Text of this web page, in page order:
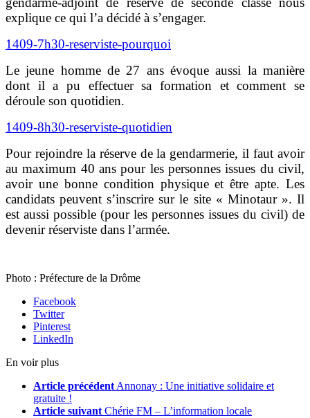
explique ce qui l’a décidé à s’engager.
1409-7h30-reserviste-pourquoi
Le jeune homme de 27 ans évoque aussi la manière
dont il a pu effectuer sa formation et comment se
déroule son quotidien.
1409-8h30-reserviste-quotidien
Pour rejoindre la réserve de la gendarmerie, il faut avoir
au maximum 40 ans pour les personnes issues du civil,
avoir une bonne condition physique et être apte. Les
candidats peuvent s’inscrire sur le site « Minotaur ». Il
est aussi possible (pour les personnes issues du civil) de
devenir réserviste dans l’armée.
Photo : Préfecture de la Drôme
Facebook
Twitter
Pinterest
LinkedIn
En voir plus
Article précédent Annonay : Une initiative solidaire et
gratuite !
Article suivant Chérie FM – L’information locale